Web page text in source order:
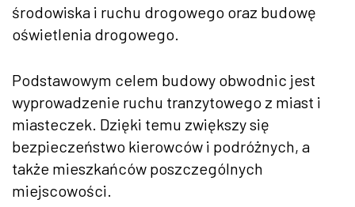
środowiska i ruchu drogowego oraz budowę
oświetlenia drogowego.
Podstawowym celem budowy obwodnic jest
wyprowadzenie ruchu tranzytowego z miast i
miasteczek. Dzięki temu zwiększy się
bezpieczeństwo kierowców i podróżnych, a
także mieszkańców poszczególnych
miejscowości.